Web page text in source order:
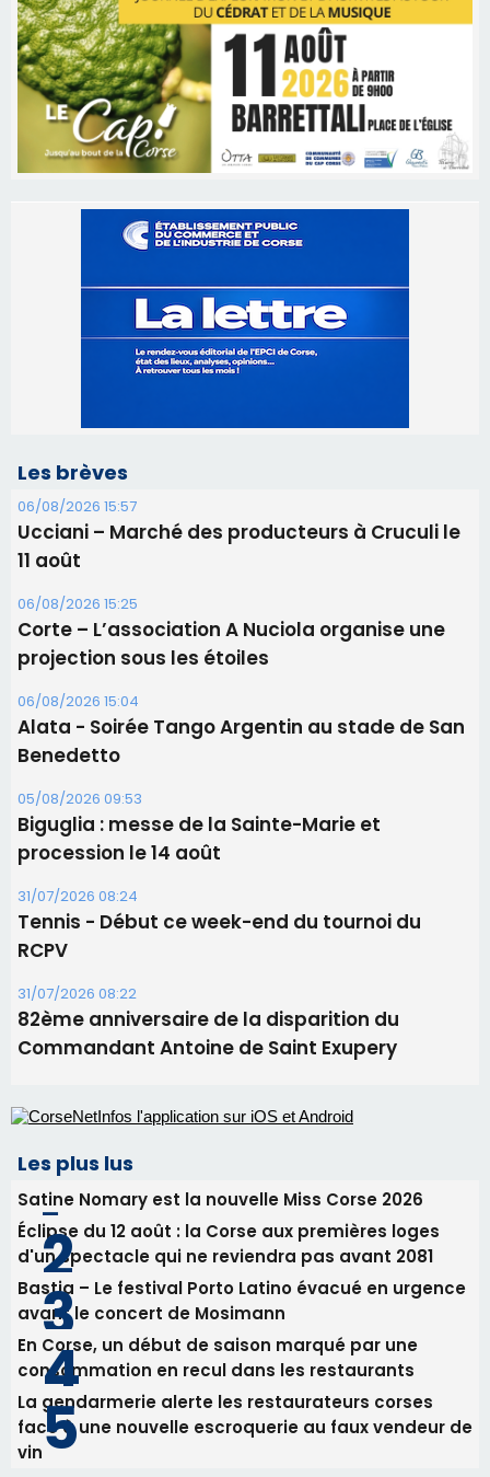
06/08/2026 15:57
Ucciani – Marché des producteurs à Cruculi le
Corte – L’association A Nuciola organise une
projection sous les étoiles
06/08/2026 15:04
Alata - Soirée Tango Argentin au stade de San
Benedetto
05/08/2026 09:53
Biguglia : messe de la Sainte-Marie et
procession le 14 août
31/07/2026 08:24
Tennis - Début ce week-end du tournoi du
RCPV
31/07/2026 08:22
82ème anniversaire de la disparition du
Commandant Antoine de Saint Exupery
Les plus lus
Satine Nomary est la nouvelle Miss Corse 2026
Éclipse du 12 août : la Corse aux premières loges
d'un spectacle qui ne reviendra pas avant 2081
avant le concert de Mosimann
consommation en recul dans les restaurants
La gendarmerie alerte les restaurateurs corses
face à une nouvelle escroquerie au faux vendeur de
vin
Newsletter
Inscrivez-vous à la newsletter de CNI et recevez par
email les infos les plus importantes et une sélection de
nos meilleurs articles